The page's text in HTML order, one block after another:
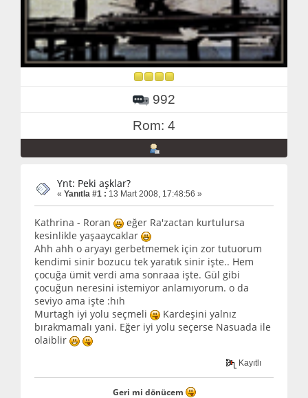
992
Rom: 4
Ynt: Peki aşklar?
« Yanıtla #1 : 13 Mart 2008, 17:48:56 »
Kathrina - Roran
eğer Ra'zactan kurtulursa
kesinlikle yaşaaycaklar
Ahh ahh o aryayı gerbetmemek için zor tutuorum
kendimi sinir bozucu tek yaratık sinir işte.. Hem
çocuğa ümit verdi ama sonraaa işte. Gül gibi
çocuğun neresini istemiyor anlamıyorum. o da
seviyo ama işte :hıh
Murtagh iyi yolu seçmeli
Kardeşini yalnız
bırakmamalı yani. Eğer iyi yolu seçerse Nasuada ile
olaiblir
Kayıtlı
Geri mi dönücem